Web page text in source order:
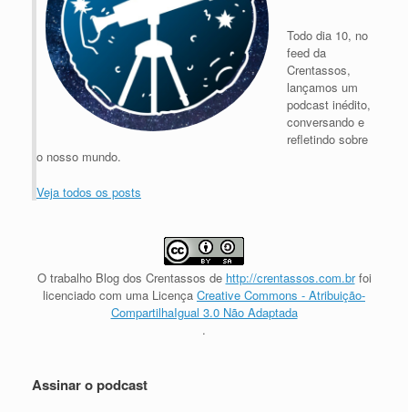
Todo dia 10, no
feed da
Crentassos,
lançamos um
podcast inédito,
conversando e
refletindo sobre
o nosso mundo.
Veja todos os posts
O trabalho Blog dos Crentassos de http://crentassos.com.brfoi
licenciado com uma Licença Creative Commons - Atribuição-
CompartilhaIgual 3.0 Não Adaptada
.
Assinar o podcast